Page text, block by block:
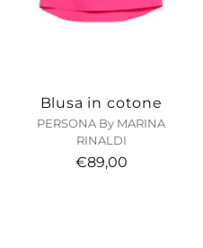
Blusa in cotone
PERSONA By MARINA
RINALDI
€89,00